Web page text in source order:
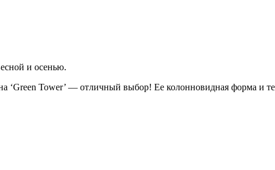
и осенью.
‘Green Tower’ — отличный выбор! Ее колонновидная форма и